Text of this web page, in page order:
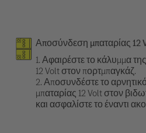
Αποσύνδεση μπαταρίας 12
1. Αφαιρέστε το κάλυμμα
12 Volt στον πορτμπαγκάζ.
2. Αποσυνδέστε το
μπαταρίας 12 Volt στον
και ασφαλίστε το έναντι